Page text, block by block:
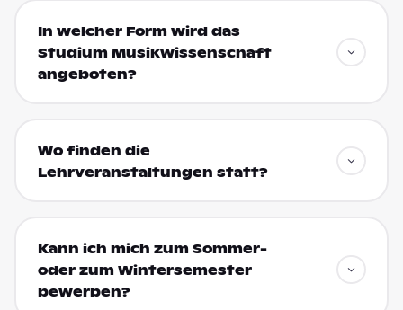
In welcher Form wird das
Studium Musikwissenschaft
angeboten?
Wo finden die
Lehrveranstaltungen statt?
Kann ich mich zum Sommer-
oder zum Wintersemester
bewerben?